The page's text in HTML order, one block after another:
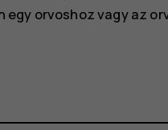
orvoshoz vagy az